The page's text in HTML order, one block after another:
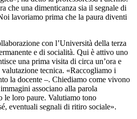
che una dimenticanza sia il segnale di
lavoriamo prima che la paura diventi
con l’Università della terza
e di socialità. Qui è attivo uno
una prima visita di circa un’ora e
tecnica. «Raccogliamo i
la docente –. Chiediamo come vivono
associano alla parola
le loro paure. Valutiamo tono
eventuali segnali di ritiro sociale».